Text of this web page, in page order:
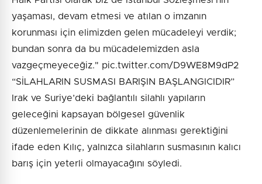
yaşaması, devam etmesi ve atılan o imzanın
korunması için elimizden gelen mücadeleyi verdik;
bundan sonra da bu mücadelemizden asla
vazgeçmeyeceğiz." pic.twitter.com/D9WE8M9dP2
“SİLAHLARIN SUSMASI BARIŞIN BAŞLANGICIDIR”
Irak ve Suriye’deki bağlantılı silahlı yapıların
geleceğini kapsayan bölgesel güvenlik
düzenlemelerinin de dikkate alınması gerektiğini
ifade eden Kılıç, yalnızca silahların susmasının kalıcı
barış için yeterli olmayacağını söyledi.